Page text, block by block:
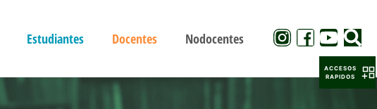
Estudiantes Docentes Nodocentes
ACCESOS
RAPIDOS